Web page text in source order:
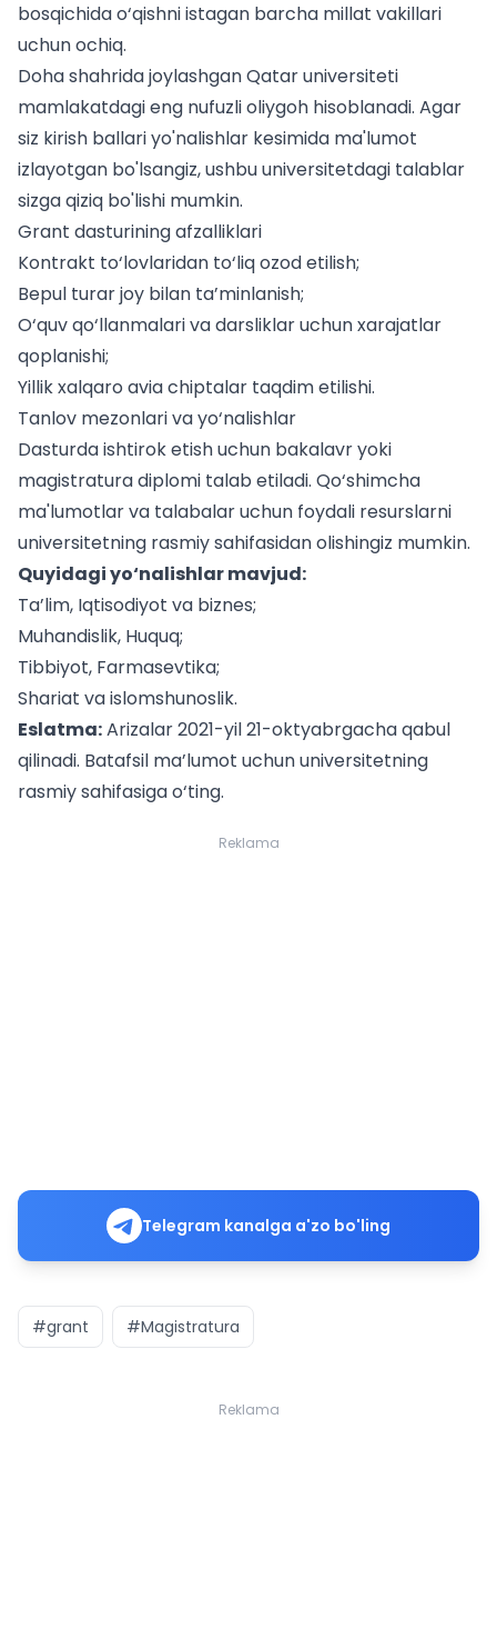
bosqichida o‘qishni istagan barcha millat vakillari
uchun ochiq.
Doha shahrida joylashgan Qatar universiteti
mamlakatdagi eng nufuzli oliygoh hisoblanadi. Agar
siz kirish ballari yo'nalishlar kesimida ma'lumot
izlayotgan bo'lsangiz, ushbu universitetdagi talablar
sizga qiziq bo'lishi mumkin.
Grant dasturining afzalliklari
Kontrakt to‘lovlaridan to‘liq ozod etilish;
Bepul turar joy bilan ta’minlanish;
O‘quv qo‘llanmalari va darsliklar uchun xarajatlar
qoplanishi;
Yillik xalqaro avia chiptalar taqdim etilishi.
Tanlov mezonlari va yo‘nalishlar
Dasturda ishtirok etish uchun bakalavr yoki
magistratura diplomi talab etiladi. Qo‘shimcha
ma'lumotlar va talabalar uchun foydali resurslarni
universitetning rasmiy sahifasidan olishingiz mumkin.
Quyidagi yo‘nalishlar mavjud:
Ta’lim, Iqtisodiyot va biznes;
Muhandislik, Huquq;
Tibbiyot, Farmasevtika;
Shariat va islomshunoslik.
Eslatma:Arizalar 2021-yil 21-oktyabrgacha qabul
qilinadi. Batafsil ma’lumot uchun universitetning
rasmiy sahifasigao‘ting.
Reklama
Telegram kanalga a'zo bo'ling
#grant #Magistratura
Reklama